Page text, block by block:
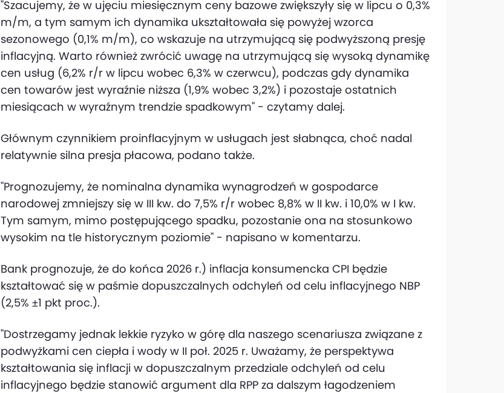
"Szacujemy, że w ujęciu miesięcznym ceny bazowe zwiększyły się w lipcu o 0,3%
m/m, a tym samym ich dynamika ukształtowała się powyżej wzorca
sezonowego (0,1% m/m), co wskazuje na utrzymującą się podwyższoną presję
inflacyjną. Warto również zwrócić uwagę na utrzymującą się wysoką dynamikę
cen usług (6,2% r/r w lipcu wobec 6,3% w czerwcu), podczas gdy dynamika
cen towarów jest wyraźnie niższa (1,9% wobec 3,2%) i pozostaje ostatnich
miesiącach w wyraźnym trendzie spadkowym" - czytamy dalej.
Głównym czynnikiem proinflacyjnym w usługach jest słabnąca, choć nadal
relatywnie silna presja płacowa, podano także.
"Prognozujemy, że nominalna dynamika wynagrodzeń w gospodarce
narodowej zmniejszy się w III kw. do 7,5% r/r wobec 8,8% w II kw. i 10,0% w I kw.
Tym samym, mimo postępującego spadku, pozostanie ona na stosunkowo
wysokim na tle historycznym poziomie" - napisano w komentarzu.
Bank prognozuje, że do końca 2026 r.) inflacja konsumencka CPI będzie
kształtować się w paśmie dopuszczalnych odchyleń od celu inflacyjnego NBP
(2,5% ±1 pkt proc.).
"Dostrzegamy jednak lekkie ryzyko w górę dla naszego scenariusza związane z
podwyżkami cen ciepła i wody w II poł. 2025 r. Uważamy, że perspektywa
kształtowania się inflacji w dopuszczalnym przedziale odchyleń od celu
inflacyjnego będzie stanowić argument dla RPP za dalszym łagodzeniem